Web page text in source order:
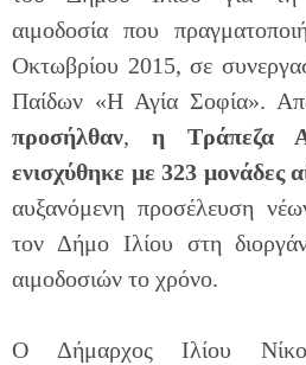
αιμοδοσία που
Οκτωβρίου 2015, σε
Παίδων «Η Αγία Σοφία».
προσήλθαν, η Τράπεζα
ενισχύθηκε με 323 μονάδες
αυξανόμενη προσέλευση
τον Δήμο Ιλίου στη
αιμοδοσιών το χρόνο.
Ο Δήμαρχος Ιλίου